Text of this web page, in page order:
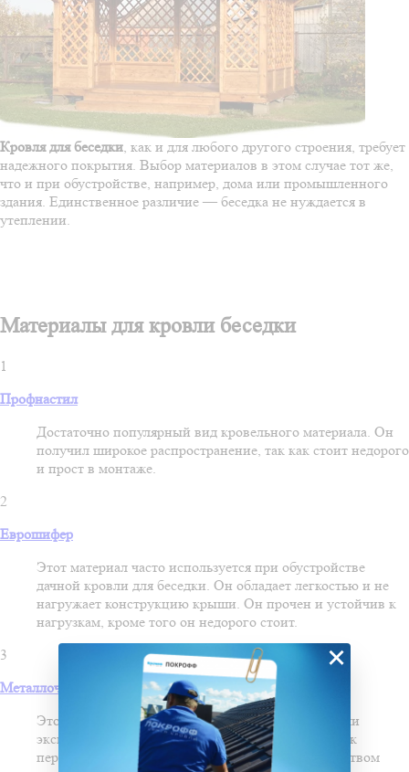
Кровля для беседки, как и для любого другого строения, требует
надежного покрытия. Выбор материалов в этом случае тот же,
что и при обустройстве, например, дома или промышленного
здания. Единственное различие — беседка не нуждается в
утеплении.
Материалы для кровли беседки
1
Профнастил
Достаточно популярный вид кровельного материала. Он
получил широкое распространение, так как стоит недорого
и прост в монтаже.
2
Еврошифер
Этот материал часто используется при обустройстве
дачной кровли для беседки. Он обладает легкостью и не
нагружает конструкцию крыши. Он прочен и устойчив к
нагрузкам, кроме того он недорого стоит.
3
Металлочерепица
Это долговечное покрытие, обладающее хорошими
эксплуатационными свойствами, устойчивостью к
перепадам температур, долговечностью и множеством
×